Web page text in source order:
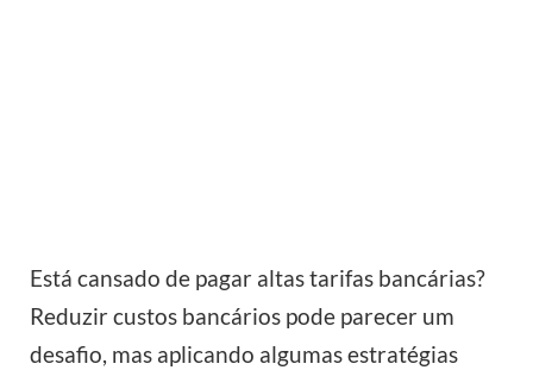
Está cansado de pagar altas tarifas bancárias?
Reduzir custos bancários pode parecer um
desafio, mas aplicando algumas estratégias